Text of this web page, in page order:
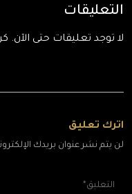
التعليقات
لا توجد تعليقات حتى الآن.
اترك تعليق
لن يتم نشر عنوان بريدك